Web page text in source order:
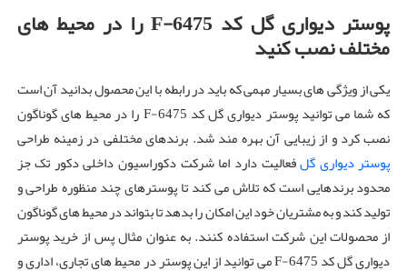
پوستر دیواری گل کد F-6475را در محیط های
مختلف نصب کنید
یکی از ویژگی های بسیار مهمی که باید در رابطه با این محصول بدانید آن است
که شما می توانید پوستر دیواری گل کد F-6475 را در محیط های گوناگون
نصب کرد و از زیبایی آن بهره مند شد. برندهای مختلفی در زمینه طراحی
پوستر دیواری گلفعالیت دارد اما شرکت دکوراسیون داخلی دکور تک جز
محدود برندهایی است که تلاش می کند تا پوسترهای چند منظوره طراحی و
تولید کند و به مشتریان خود این امکان را بدهد تا بتواند در محیط های گوناگون
از محصولات این شرکت استفاده کنند. به عنوان مثال پس از خرید پوستر
دیواری گل کد F-6475 می توانید از این پوستر در محیط های تجاری، اداری و